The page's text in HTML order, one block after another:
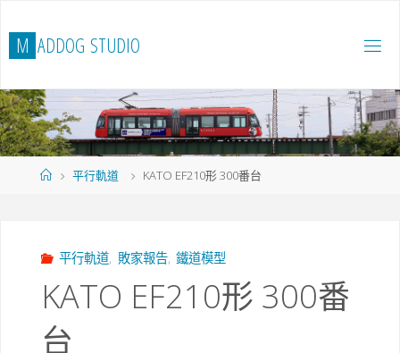
to
content
M ADDOG STUDIO
Home平行軌道 KATO EF210形 300番台
平行軌道, 敗家報告, 鐵道模型
KATO EF210形 300番
台